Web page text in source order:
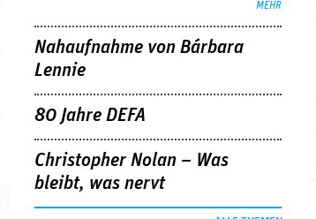
MEHR
Nahaufnahme von Bárbara
Lennie
80 Jahre DEFA
Christopher Nolan – Was
bleibt, was nervt